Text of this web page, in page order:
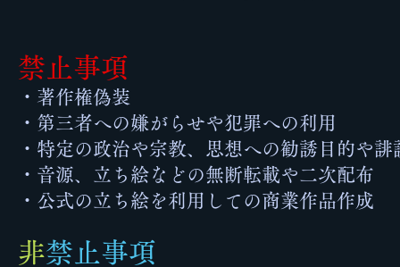
禁止事項
・著作権偽装
・第三者への嫌がらせや犯罪への利用
・特定の政治や宗教、思想への勧誘目的や誹
​・音源、立ち絵などの無断転載や二次配布
・公式の立ち絵を利用しての商業作品作成
​非禁止事項